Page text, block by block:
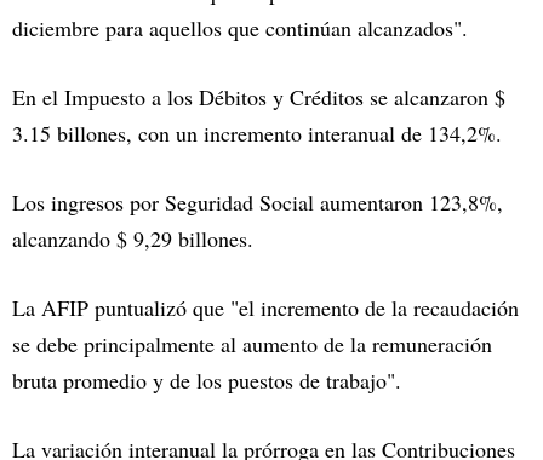
diciembre para aquellos que continúan alcanzados".
En el Impuesto a los Débitos y Créditos se alcanzaron $
3.15 billones, con un incremento interanual de 134,2%.
Los ingresos por Seguridad Social aumentaron 123,8%,
alcanzando $ 9,29 billones.
La AFIP puntualizó que "el incremento de la recaudación
se debe principalmente al aumento de la remuneración
bruta promedio y de los puestos de trabajo".
La variación interanual la prórroga en las Contribuciones